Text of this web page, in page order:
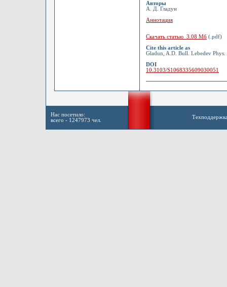
Авторы
А. Д. Гладун
Аннотация
Скачать статью 3.08 Мб (.pdf)
Cite this article as
Gladun, A.D. Bull. Lebedev
DOI
10.3103/S1068335609030051
Нас посетило:
всего - 1247973 чел.